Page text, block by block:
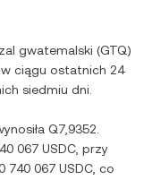
gwatemalski (GTQ)
w ciągu ostatnich 24
siedmiu dni.
Q7,9352
067 USDC , przy
740 067 USDC , co